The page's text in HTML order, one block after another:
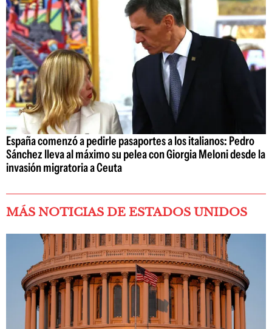
España comenzó a pedirle pasaportes a los italianos: Pedro
Sánchez lleva al máximo su pelea con Giorgia Meloni desde la
invasión migratoria a Ceuta
MÁS NOTICIAS DE ESTADOS UNIDOS